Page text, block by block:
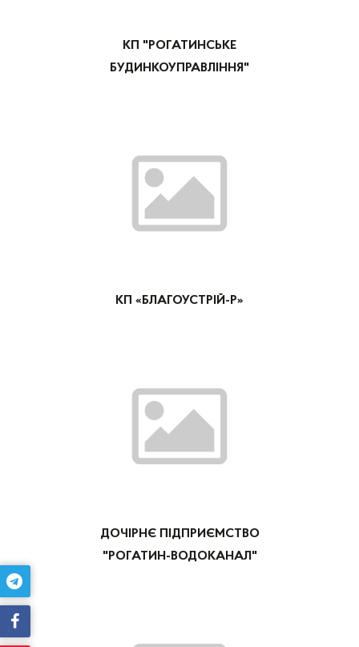
КП "РОГАТИНСЬКЕ
БУДИНКОУПРАВЛІННЯ"
КП «БЛАГОУСТРІЙ-Р»
ДОЧІРНЄ ПІДПРИЄМСТВО
"РОГАТИН-ВОДОКАНАЛ"